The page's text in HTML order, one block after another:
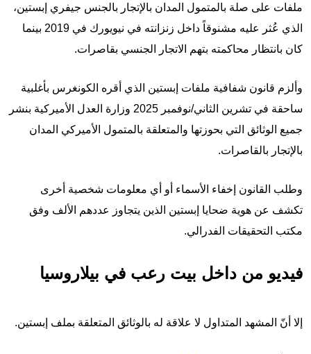
ملفات على صلة بالمتمول المدان بالإتجار بالجنس جيفري إبستين،
الذي عُثر عليه مشنوقاً داخل زنزانته في نيويورك في 2019 بينما
كان بانتظار محاكمته بتهم الاتجار الجنسي بقاصرات.
وألزم قانون شفافية ملفات إبستين الذي أقره الكونغرس بأغلبية
ساحقة في تشرين الثاني/نوفمبر 2025 وزارة العدل الأميركية بنشر
جميع الوثائق التي بحوزتها والمتعلقة بالمتمول الأميركي المدان
بالإتجار بالقاصرات.
وطلب القانون إخفاء الأسماء أو أي معلومات شخصية أخرى
تكشف عن هوية ضحايا إبستين الذين يتجاوز عددهم الألف وفق
مكتب التحقيقات الفدرالي.
فيديو من داخل بيت رعب في بيلاروسيا
إلا أنّ المشهد المتداول لا علاقة له بالوثائق المتعلقة بملف إبستين.